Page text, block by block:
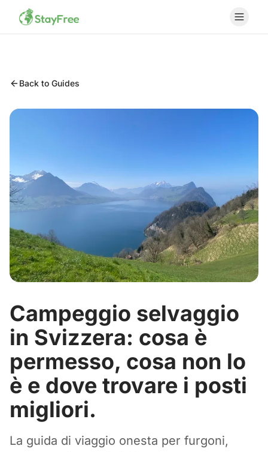
Back to Guides
Campeggio selvaggio
in Svizzera: cosa è
permesso, cosa non lo
è e dove trovare i posti
migliori.
La guida di viaggio onesta per furgoni,